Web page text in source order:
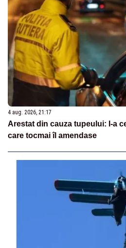
4 aug. 2026, 21:17
Arestat din cauza tupeului: I-a
care tocmai îl amendase